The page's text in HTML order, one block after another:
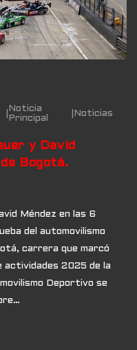
Noticia
Principal
Noticias
y David
Bogotá.
Méndez en las 6
del automovilismo
carrera que marcó
actividades 2025 de la
Deportivo se